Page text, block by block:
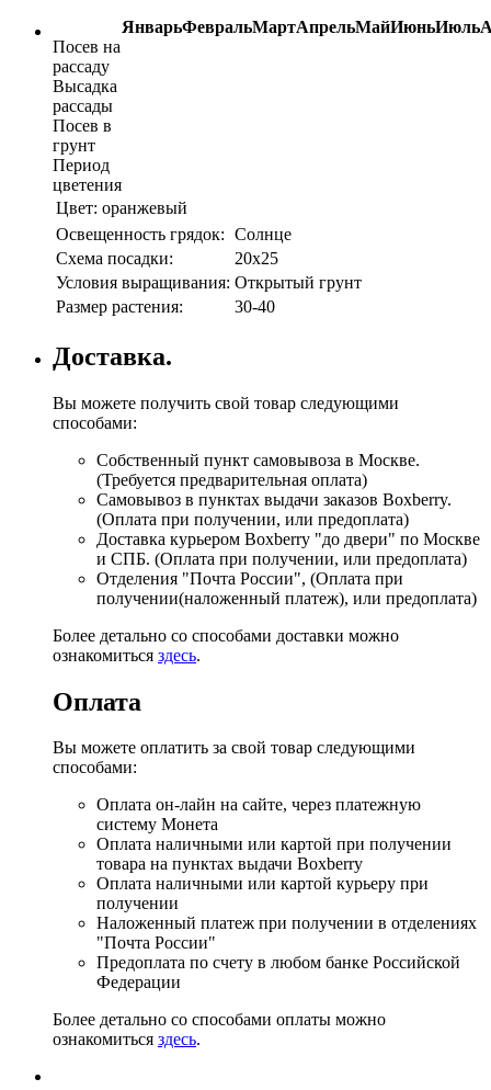
ЯнварьФевральМартАпрельМайИюньИюль
Посев на
рассаду
Высадка
рассады
Посев в
грунт
Период
цветения
Цвет: оранжевый
Освещенность грядок: Солнце
Схема посадки:
20х25
Условия выращивания: Открытый грунт
Размер растения:
30-40
Доставка.
Вы можете получить свой товар следующими
способами:
Собственный пункт самовывоза в Москве.
(Требуется предварительная оплата)
Самовывоз в пунктах выдачи заказов Boxberry.
(Оплата при получении, или предоплата)
Доставка курьером Boxberry "до двери" по Москве
и СПБ. (Оплата при получении, или предоплата)
Отделения "Почта России", (Оплата при
получении(наложенный платеж), или предоплата)
Более детально со способами доставки можно
ознакомиться здесь.
Оплата
Вы можете оплатить за свой товар следующими
способами:
Оплата он-лайн на сайте, через платежную
систему Монета
Оплата наличными или картой при получении
товара на пунктах выдачи Boxberry
Оплата наличными или картой курьеру при
получении
Наложенный платеж при получении в отделениях
"Почта России"
Предоплата по счету в любом банке Российской
Федерации
Более детально со способами оплаты можно
ознакомиться здесь.